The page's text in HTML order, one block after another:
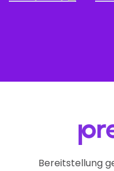
Bereitstellung